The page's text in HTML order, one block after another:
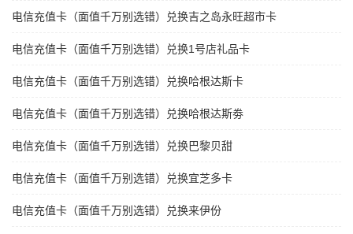
电信充值卡（面值千万别选错）兑换吉之岛永旺超市卡
电信充值卡（面值千万别选错）兑换1号店礼品卡
电信充值卡（面值千万别选错）兑换哈根达斯卡
电信充值卡（面值千万别选错）兑换哈根达斯劵
电信充值卡（面值千万别选错）兑换巴黎贝甜
电信充值卡（面值千万别选错）兑换宜芝多卡
电信充值卡（面值千万别选错）兑换来伊份